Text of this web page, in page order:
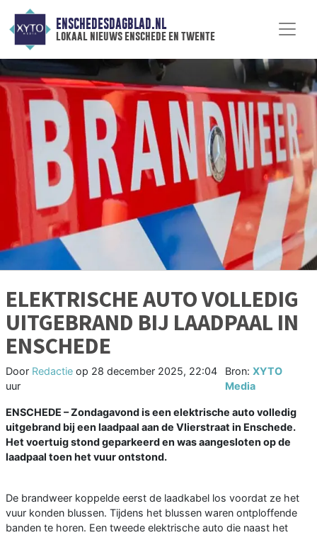
ENSCHEDESDAGBLAD.NL
lokaal nieuws enschede en twente
ELEKTRISCHE AUTO VOLLEDIG
UITGEBRAND BIJ LAADPAAL IN
ENSCHEDE
Door Redactie op 28 december 2025, 22:04
uur
Bron:XYTO
Media
ENSCHEDE – Zondagavond is een elektrische auto volledig
uitgebrand bij een laadpaal aan de Vlierstraat in Enschede.
Het voertuig stond geparkeerd en was aangesloten op de
laadpaal toen het vuur ontstond.
De brandweer koppelde eerst de laadkabel los voordat ze het
vuur konden blussen. Tijdens het blussen waren ontploffende
banden te horen. Een tweede elektrische auto die naast het